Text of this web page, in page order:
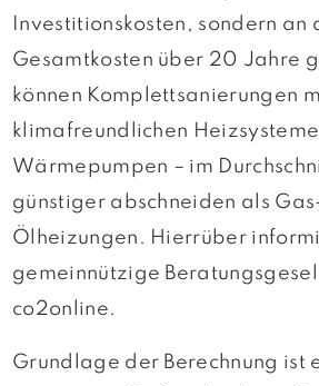
Investitionskosten, sondern an
Gesamtkosten über 20 Jahre
können Komplettsanierungen
klimafreundlichen
Wärmepumpen – im
günstiger abschneiden als
Ölheizungen. Hierrüber
gemeinnützige
co2online.
Grundlage der Berechnung ist